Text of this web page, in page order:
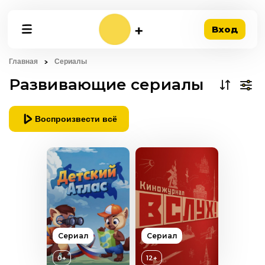
Вход
Главная Сериалы
Развивающие сериалы
Воспроизвести всё
Сериал
0+
Сериал
12+